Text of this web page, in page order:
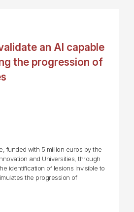
an AI capable
the progression of
funded with 5 million euros by the
and Universities, through
identification of lesions invisible to
the progression of